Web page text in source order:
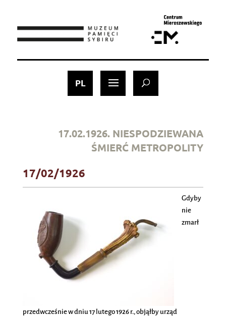
PL szukaj - search
17.02.1926. NIESPODZIEWANA
ŚMIERĆ METROPOLITY
17/02/1926
Gdyby
nie
zmarł
przedwcześnie w dniu 17 lutego 1926 r., objąłby urząd